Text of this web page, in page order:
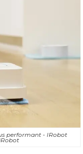
performant - IRobot